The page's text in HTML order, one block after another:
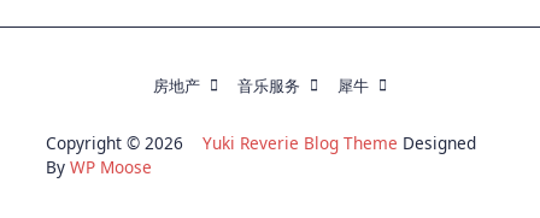
房地产 音乐服务 犀牛
Copyright © 2026 Yuki Reverie Blog Theme Designed
By WP Moose